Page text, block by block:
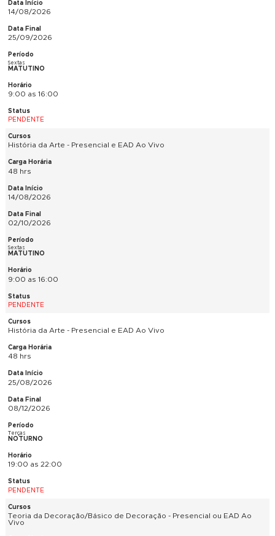
9:00 as 12:00
Vivo
30 hrs
11/08/2026
10/09/2026
NOTURNO
19:00 as 22:00
PENDENTE
Gestão e Empreendedorismo / Noções de ADM - Presencial
54 hrs
Sextas
MATUTINO
9:00 as 16:00
PENDENTE
SketchUp Pro Iniciantes - Presencial